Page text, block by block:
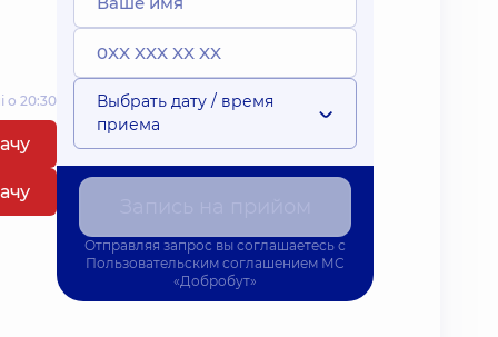
о 20:30
Выбрать дату / время
приема
Отправляя запрос вы соглашаетесь с
Пользовательским соглашением МС
«Добробут»